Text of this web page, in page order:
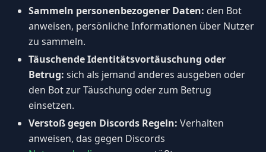
Sammeln personenbezogener Daten: den Bot
anweisen, persönliche Informationen über Nutzer
zu sammeln.
Täuschende Identitätsvortäuschung oder
Betrug: sich als jemand anderes ausgeben oder
den Bot zur Täuschung oder zum Betrug
einsetzen.
Verstoß gegen Discords Regeln: Verhalten
anweisen, das gegen Discords